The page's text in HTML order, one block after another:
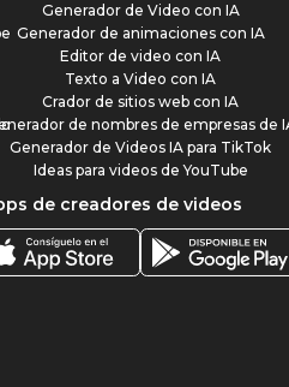
Generador de Video con IA
Generador de animaciones con IA
Editor de video con IA
Texto a Video con IA
Crador de sitios web con IA
de nombres de empresas de
Generador de Videos IA para TikTok
Ideas para videos de YouTube
de creadores de videos